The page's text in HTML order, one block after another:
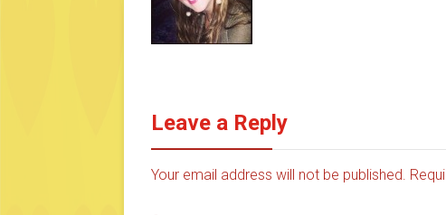
Leave a Reply
Your email address will not be published.